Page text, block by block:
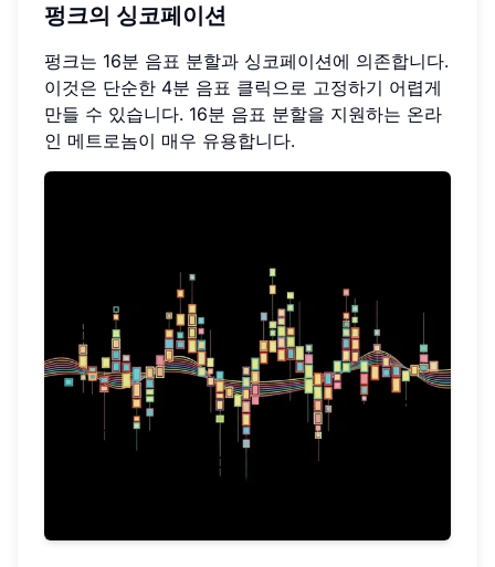
펑크의 싱코페이션
펑크는 16분 음표 분할과 싱코페이션에 의존합니다.
이것은 단순한 4분 음표 클릭으로 고정하기 어렵게
만들 수 있습니다. 16분 음표 분할을 지원하는 온라
인 메트로놈이 매우 유용합니다.